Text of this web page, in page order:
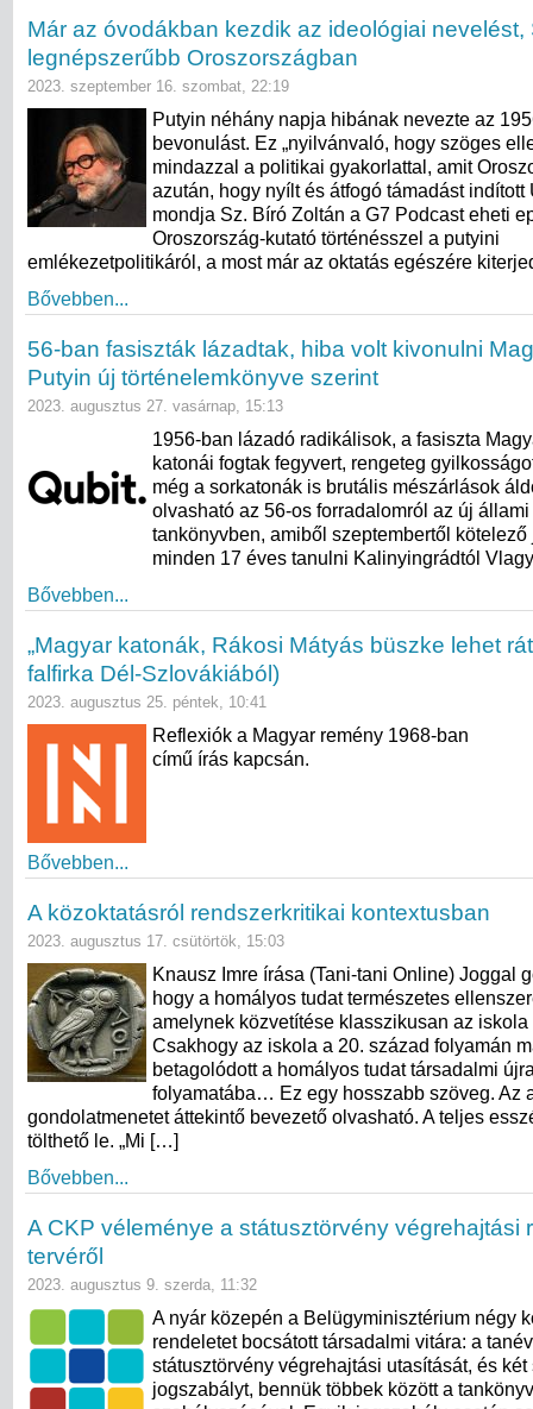
Már az óvodákban kezdik az ideológiai nevelést,
legnépszerűbb Oroszországban
2023. szeptember 16. szombat, 22:19
Putyin néhány napja hibának nevezte az
bevonulást. Ez „nyilvánvaló, hogy szöges
mindazzal a politikai gyakorlattal, amit
azután, hogy nyílt és átfogó támadást indított
mondja Sz. Bíró Zoltán a G7 Podcast eheti
Oroszország-kutató történésszel a putyini
emlékezetpolitikáról, a most már az oktatás egészére
Bővebben...
56-ban fasiszták lázadtak, hiba volt kivonulni
Putyin új történelemkönyve szerint
2023. augusztus 27. vasárnap, 15:13
1956-ban lázadó radikálisok, a fasiszta
katonái fogtak fegyvert, rengeteg
még a sorkatonák is brutális mészárlások
olvasható az 56-os forradalomról az új
tankönyvben, amiből szeptembertől
minden 17 éves tanulni Kalinyingrádtól
Bővebben...
„Magyar katonák, Rákosi Mátyás büszke lehet
falfirka Dél-Szlovákiából)
2023. augusztus 25. péntek, 10:41
Reflexiók a Magyar remény 1968-ban
című írás kapcsán.
Bővebben...
A közoktatásról rendszerkritikai kontextusban
2023. augusztus 17. csütörtök, 15:03
Knausz Imre írása (Tani-tani Online) Joggal
hogy a homályos tudat természetes
amelynek közvetítése klasszikusan az iskola
Csakhogy az iskola a 20. század folyamán
betagolódott a homályos tudat társadalmi
folyamatába… Ez egy hosszabb szöveg. Az
gondolatmenetet áttekintő bevezető olvasható. A teljes
tölthető le. „Mi […]
Bővebben...
A CKP véleménye a státusztörvény végrehajtási
tervéről
2023. augusztus 9. szerda, 11:32
A nyár közepén a Belügyminisztérium négy
rendeletet bocsátott társadalmi vitára: a
státusztörvény végrehajtási utasítását, és két
jogszabályt, bennük többek között a